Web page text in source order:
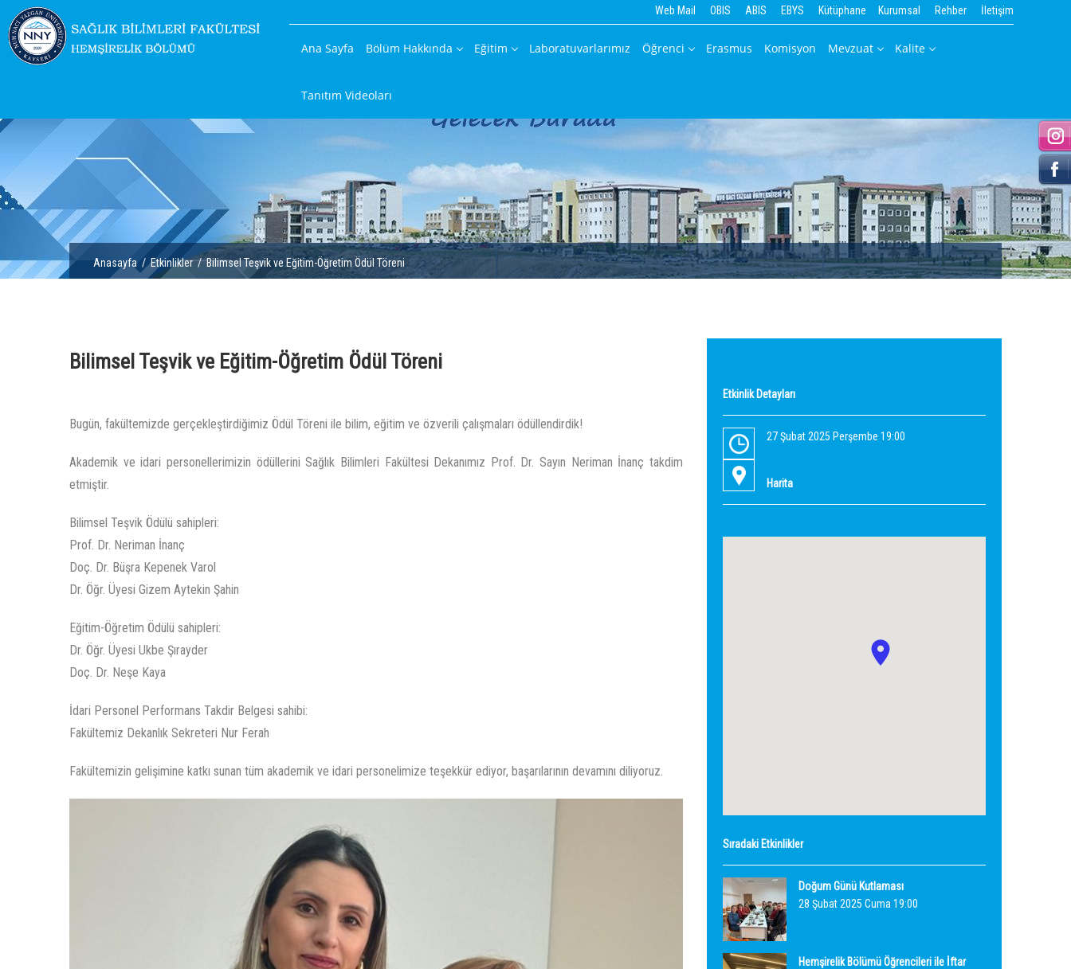
Web Mail OBIS ABIS EBYS Kütüphane Kurumsal Rehber İletişim
Ana Sayfa Bölüm Hakkında Eğitim Laboratuvarlarımız Öğrenci Erasmus Komisyon Mevzuat Kalite
Tanıtım Videoları
Anasayfa /Etkinlikler/ Bilimsel Teşvik ve Eğitim-Öğretim Ödül Töreni
Bilimsel Teşvik ve Eğitim-Öğretim Ödül Töreni
Bugün, fakültemizde gerçekleştirdiğimiz Ödül Töreni ile bilim, eğitim ve özverili çalışmaları ödüllendirdik!
Akademik ve idari personellerimizin ödüllerini Sağlık Bilimleri Fakültesi Dekanımız Prof. Dr. Sayın Neriman İnanç takdim
etmiştir.
Bilimsel Teşvik Ödülü sahipleri:
Prof. Dr. Neriman İnanç
Doç. Dr. Büşra Kepenek Varol
Dr. Öğr. Üyesi Gizem Aytekin Şahin
Eğitim-Öğretim Ödülü sahipleri:
Dr. Öğr. Üyesi Ukbe Şırayder
Doç. Dr. Neşe Kaya
İdari Personel Performans Takdir Belgesi sahibi:
Fakültemiz Dekanlık Sekreteri Nur Ferah
Fakültemizin gelişimine katkı sunan tüm akademik ve idari personelimize teşekkür ediyor, başarılarının devamını diliyoruz.
Etkinlik Detayları
27 Şubat 2025 Perşembe 19:00
Harita
Sıradaki Etkinlikler
Doğum Günü Kutlaması
28 Şubat 2025 Cuma 19:00
Hemşirelik Bölümü Öğrencileri ile İftar